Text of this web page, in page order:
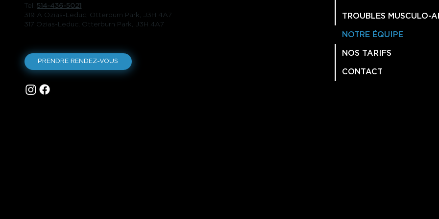
Tel. 514-436-5021
319 A Ozias-Leduc, Otterburn Park, J3H 4A7
317 Ozias-Leduc, Otterburn Park, J3H 4A7
PRENDRE RENDEZ-VOUS
TROUBLES MUSCULO-
NOTRE ÉQUIPE
NOS TARIFS
CONTACT